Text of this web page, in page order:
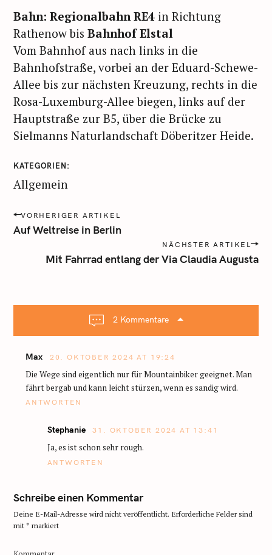
Bahn: Regionalbahn RE4 in Richtung
Rathenow bis Bahnhof Elstal
Vom Bahnhof aus nach links in die
Bahnhofstraße, vorbei an der Eduard-Schewe-
Allee bis zur nächsten Kreuzung, rechts in die
Rosa-Luxemburg-Allee biegen, links auf der
Hauptstraße zur B5, über die Brücke zu
Sielmanns Naturlandschaft Döberitzer Heide.
KATEGORIEN
Allgemein
P
o
VORHERIGER ARTIKEL
Auf Weltreise in Berlin
NÄCHSTER ARTIKEL
Mit Fahrrad entlang der Via Claudia Augusta
2 Kommentare
Max 20. OKTOBER 2024 AT 19:24
Die Wege sind eigentlich nur für Mountainbiker geeignet. Man
fährt bergab und kann leicht stürzen, wenn es sandig wird.
ANTWORTEN
Stephanie 31. OKTOBER 2024 AT 13:41
Ja, es ist schon sehr rough.
ANTWORTEN
Schreibe einen Kommentar
Deine E-Mail-Adresse wird nicht veröffentlicht. Erforderliche Felder sind
mit* markiert
: